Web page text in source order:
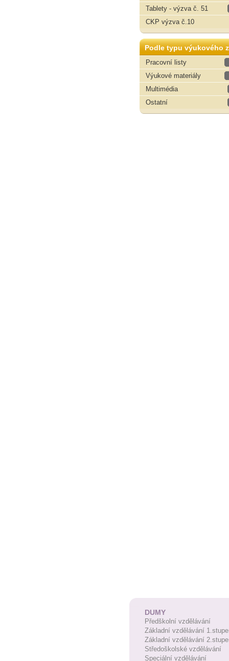
Tablety - výzva č. 51
CKP výzva č.10
Podle typu výukového
Pracovní listy
Výukové materiály
Multimédia
Ostatní
DUMY
Předškolní vzdělávání
Základní vzdělávání
Základní vzdělávání
Středoškolské vzdělávání
Speciální vzdělávání